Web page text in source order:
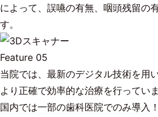
によって、誤嚥の有無、咽頭残留の
す。
Feature 05
当院では、最新のデジタル技術を用い
より正確で効率的な治療を行っていま
国内では一部の歯科医院でのみ導入！